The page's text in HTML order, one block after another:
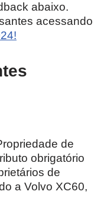
abaixo.
acessando
de
obrigatório
de
a Volvo XC60,